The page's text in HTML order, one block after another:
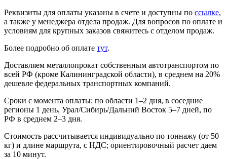
Реквизиты для оплаты указаны в счете и доступны по ссылке,
а также у менеджера отдела продаж. Для вопросов по оплате и
условиям для крупных заказов свяжитесь с отделом продаж.
Более подробно об оплате тут.
Доставляем металлопрокат собственным автотранспортом по
всей РФ (кроме Калининградской области), в среднем на 20%
дешевле федеральных транспортных компаний.
Сроки с момента оплаты: по области 1–2 дня, в соседние
регионы 1 день, Урал/Сибирь/Дальний Восток 5–7 дней, по
РФ в среднем 2–3 дня.
Стоимость рассчитывается индивидуально по тоннажу (от 50
кг) и длине маршрута, с НДС; ориентировочный расчет даем
за 10 минут.